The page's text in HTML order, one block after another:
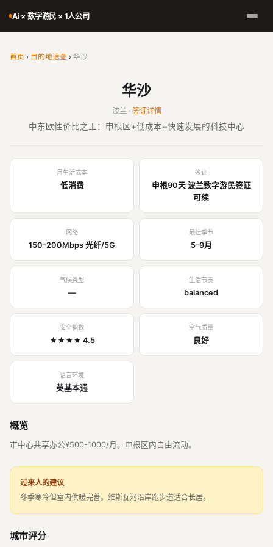
Ai × 数字游民 × 1人公司
首页 › 目的地速查 › 华沙
华沙
波兰 · 签证详情
中东欧性价比之王：申根区+低成本+快速发展的科技中心
月生活成本
低消费
签证
申根90天 波兰数字游民签证
可续
网络
150-200Mbps 光纤/5G
最佳季节
5-9月
气候类型
—
生活节奏
balanced
安全指数
★★★★ 4.5
空气质量
良好
语言环境
英基本通
概览
市中心共享办公¥500-1000/月。申根区内自由流动。
过来人的建议
冬季寒冷但室内供暖完善。维斯瓦河沿岸跑步道适合长居。
城市评分